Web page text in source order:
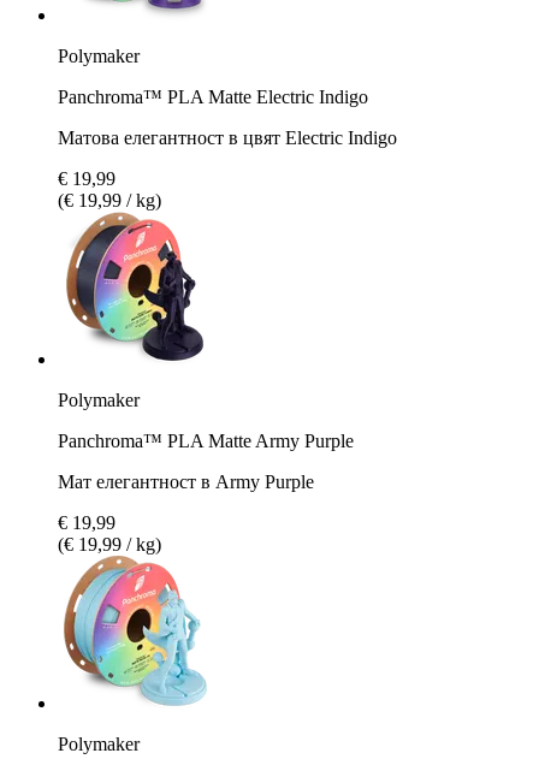
Polymaker
Panchroma™ PLA Matte Electric Indigo
Матова елегантност в цвят Electric Indigo
€ 19,99
(€ 19,99 / kg)
Polymaker
Panchroma™ PLA Matte Army Purple
Мат елегантност в Army Purple
€ 19,99
(€ 19,99 / kg)
Polymaker